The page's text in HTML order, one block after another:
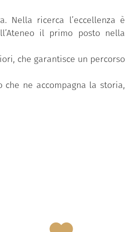
Nella ricerca l’eccellenza è
il primo posto nella
che garantisce un percorso
ne accompagna la storia,